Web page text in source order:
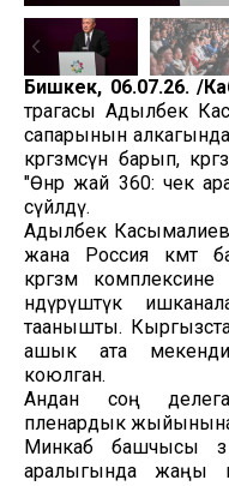
Бишкек, 06.07.26. /
төрагасы Адылбек
сапарынын
көргөзмөсүнө барып,
"Өнөр жай 360: чек
сүйлөдү.
Адылбек Касымалиев
жана Россия өкмөт
көргөзмө
өндүрүштүк
таанышты.
ашык ата
коюлган.
Андан соң
пленардык
Минкаб башчысы
аралыгында жаңы